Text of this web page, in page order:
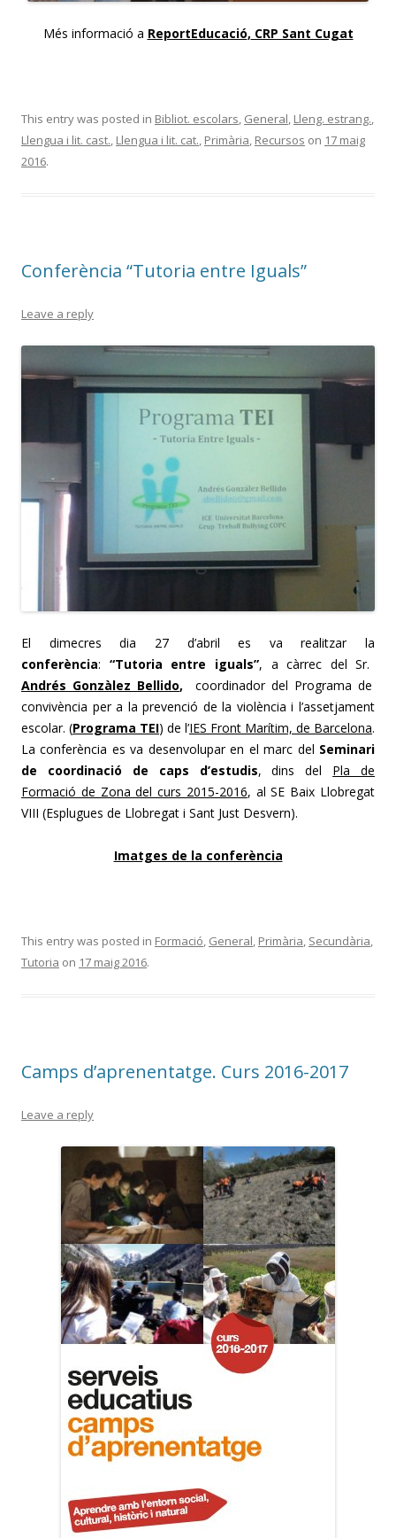
Més informació a ReportEducació, CRP Sant Cugat
This entry was posted in Bibliot. escolars, General, Lleng. estrang.,
Llengua i lit. cast., Llengua i lit. cat., Primària, Recursos on 17 maig
2016.
Conferència “Tutoria entre Iguals”
Leave a reply
El dimecres dia 27 d’abril es va realitzar la
conferència: “Tutoria entre iguals”, a càrrec del Sr.
Andrés Gonzàlez Bellido, coordinador del Programa de
convivència per a la prevenció de la violència i l’assetjament
escolar. (Programa TEI) de l’IES Front Marítim, de Barcelona.
La conferència es va desenvolupar en el marc del Seminari
de coordinació de caps d’estudis, dins del Pla de
Formació de Zona del curs 2015-2016, al SE Baix Llobregat
VIII (Esplugues de Llobregat i Sant Just Desvern).
Imatges de la conferència
This entry was posted in Formació, General, Primària, Secundària,
Tutoria on 17 maig 2016.
Camps d’aprenentatge. Curs 2016-2017
Leave a reply